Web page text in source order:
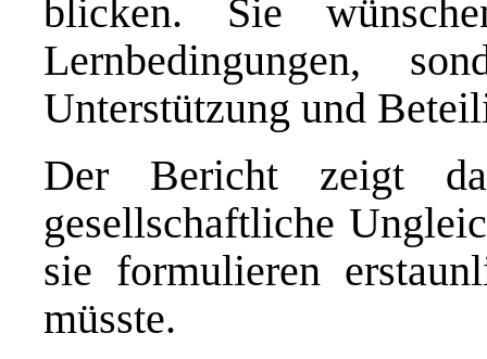
blicken. Sie
Lernbedingungen,
Unterstützung und
Der Bericht zeigt
gesellschaftliche
sie formulieren
müsste.